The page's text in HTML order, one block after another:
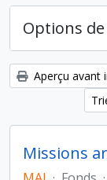
Options
Aperçu avant